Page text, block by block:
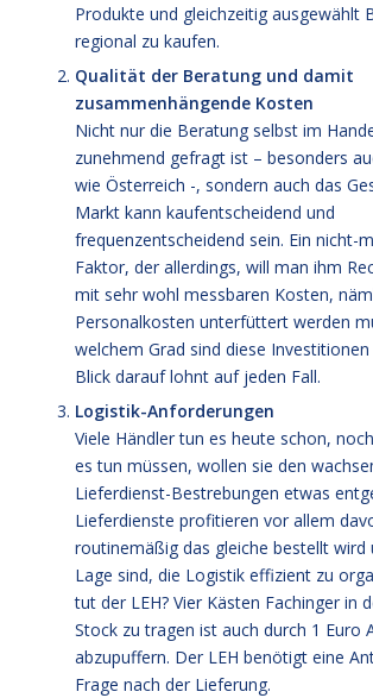
Produkte und gleichzeitig ausgewählt
regional zu kaufen.
Qualität der Beratung und damit
zusammenhängende Kosten
Nicht nur die Beratung selbst im
zunehmend gefragt ist – besonders
wie Österreich -, sondern auch das
Markt kann kaufentscheidend und
frequenzentscheidend sein. Ein nicht-
Faktor, der allerdings, will man ihm
mit sehr wohl messbaren Kosten,
Personalkosten unterfüttert werden
welchem Grad sind diese
Blick darauf lohnt auf jeden Fall.
Logistik-Anforderungen
Viele Händler tun es heute schon,
es tun müssen, wollen sie den
Lieferdienst-Bestrebungen etwas
Lieferdienste profitieren vor allem
routinemäßig das gleiche bestellt wird
Lage sind, die Logistik effizient zu
tut der LEH? Vier Kästen Fachinger in
Stock zu tragen ist auch durch 1 Euro
abzupuffern. Der LEH benötigt eine
Frage nach der Lieferung.